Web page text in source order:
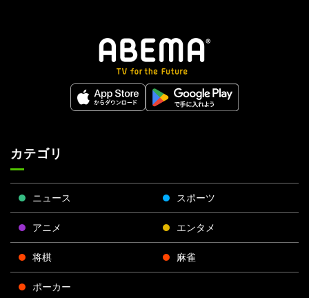
カテゴリ
ニュース スポーツ
アニメ エンタメ
将棋 麻雀
ポーカー